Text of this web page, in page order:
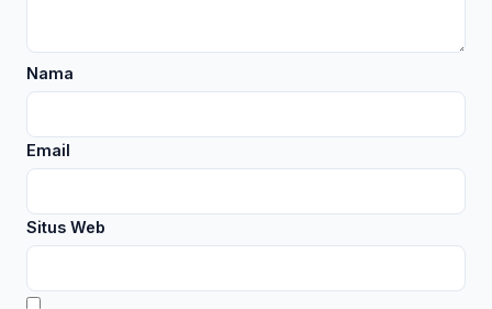
Nama
Email
Situs Web